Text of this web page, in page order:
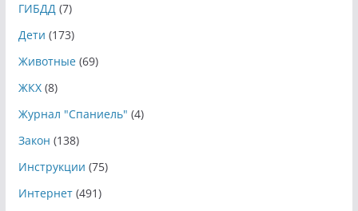
ГИБДД(7)
Дети (173)
Животные(69)
ЖКХ(8)
Журнал "Спаниель" (4)
Закон (138)
Инструкции (75)
Интернет(491)